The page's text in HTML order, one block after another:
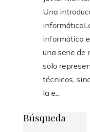
Una
informática
una serie de
solo
técnicos,
la e...
Búsqueda